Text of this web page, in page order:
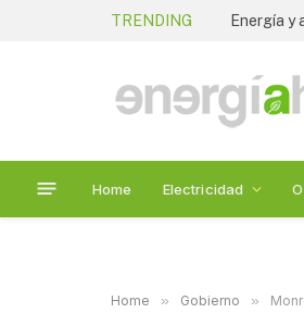
TRENDING Tania
Home Electricidad
Home » Gobierno »